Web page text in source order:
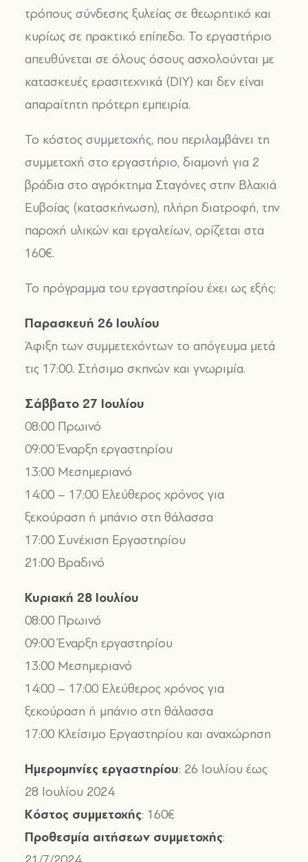
τρόπους σύνδεσης ξυλείας σε θεωρητικό και
κυρίως σε πρακτικό επίπεδο. Το εργαστήριο
απευθύνεται σε όλους όσους ασχολούνται με
κατασκευές ερασιτεχνικά (DIY) και δεν είναι
απαραίτητη πρότερη εμπειρία.
Το κόστος συμμετοχής, που περιλαμβάνει τη
συμμετοχή στο εργαστήριο, διαμονή για 2
βράδια στο αγρόκτημα Σταγόνες στην Βλαχιά
Ευβοίας (κατασκήνωση), πλήρη διατροφή, την
παροχή υλικών και εργαλείων, ορίζεται στα
160€.
Το πρόγραμμα του εργαστηρίου έχει ως εξής:
Παρασκευή 26 Ιουλίου
Άφιξη των συμμετεχόντων το απόγευμα μετά
τις 17:00. Στήσιμο σκηνών και γνωριμία.
Σάββατο 27 Ιουλίου
08:00 Πρωινό
09:00 Έναρξη εργαστηρίου
13:00 Μεσημεριανό
14:00 – 17:00 Ελεύθερος χρόνος για
ξεκούραση ή μπάνιο στη θάλασσα
17:00 Συνέχιση Εργαστηρίου
21:00 Βραδινό
Κυριακή 28 Ιουλίου
08:00 Πρωινό
09:00 Έναρξη εργαστηρίου
13:00 Μεσημεριανό
14:00 – 17:00 Ελεύθερος χρόνος για
ξεκούραση ή μπάνιο στη θάλασσα
17:00 Κλείσιμο Εργαστηρίου και αναχώρηση
Ημερομηνίες εργαστηρίου: 26 Ιουλίου έως
28 Ιουλίου 2024
Κόστος συμμετοχής: 160€
Προθεσμία αιτήσεων συμμετοχής: